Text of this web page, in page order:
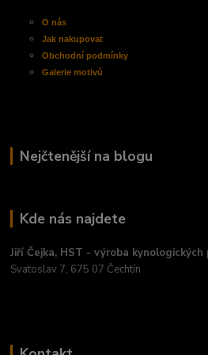
O nás
Jak nakupovat
Obchodnípodmínky
Galerie motivů
Nejčtenější na blogu
Kde nás najdete
Jiří Čejka, HST - výroba
Svatoslav 7, 675 07 Čechtín